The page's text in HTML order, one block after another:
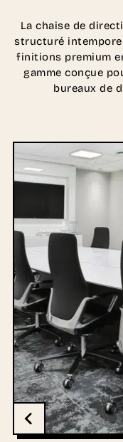
La chaise de
structuré
finitions premium
gamme conçue
bureaux de